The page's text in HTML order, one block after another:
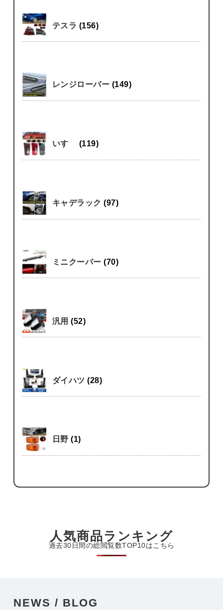
テスラ (156)
レンジローバー (149)
いすゞ (119)
キャデラック(97)
ミニクーパー(70)
汎用(52)
ダイハツ(28)
日野(1)
人気商品ランキング
過去30日間の総閲覧数TOP10はこちら
NEWS / BLOG